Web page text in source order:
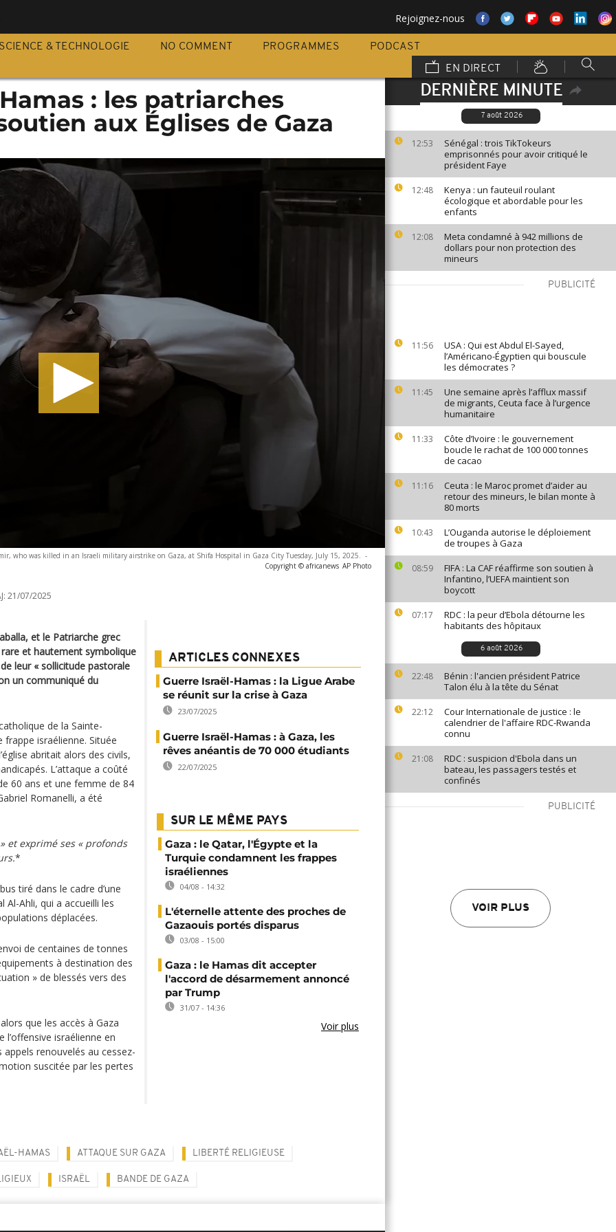
Rejoignez-nous
SCIENCE & TECHNOLOGIE NO COMMENT PROGRAMMES
PODCAST
EN DIRECT
DERNIÈRE MINUTE
7 août 2026
12:53
Sénégal : trois TikTokeurs
emprisonnés pour avoir critiqué le
président Faye
12:48
Kenya : un fauteuil roulant
écologique et abordable pour les
enfants
12:08
Meta condamné à 942 millions de
dollars pour non protection des
mineurs
PUBLICITÉ
11:56
USA : Qui est Abdul El-Sayed,
l’Américano-Égyptien qui bouscule
les démocrates ?
11:45
Une semaine après l’afflux massif
de migrants, Ceuta face à l’urgence
humanitaire
11:33
Côte d’Ivoire : le gouvernement
boucle le rachat de 100 000 tonnes
de cacao
11:16
Ceuta : le Maroc promet d’aider au
retour des mineurs, le bilan monte à
80 morts
10:43
L’Ouganda autorise le déploiement
de troupes à Gaza
08:59
FIFA : La CAF réaffirme son soutien à
Infantino, l’UEFA maintient son
boycott
07:17
RDC : la peur d’Ebola détourne les
habitants des hôpitaux
6 août 2026
22:48
Bénin : l'ancien président Patrice
Talon élu à la tête du Sénat
22:12
Cour Internationale de justice : le
calendrier de l'affaire RDC-Rwanda
connu
21:08
RDC : suspicion d'Ebola dans un
bateau, les passagers testés et
confinés
PUBLICITÉ
VOIR PLUS
: les patriarches
aux Églises de Gaza
who was killed in an Israeli military airstrike on Gaza, at Shifa Hospital in Gaza City Tuesday, July 15, 2025. -
Copyright © africanews AP Photo
21/07/2025
et le Patriarche grec
et hautement symbolique
leur « sollicitude pastorale
un communiqué du
de la Sainte-
frappe israélienne. Située
abritait alors des civils,
L’attaque a coûté
60 ans et une femme de 84
Romanelli, a été
et exprimé ses « profonds
*
tiré dans le cadre d’une
Al-Ahli, qui a accueilli les
déplacées.
de centaines de tonnes
à destination des
» de blessés vers des
que les accès à Gaza
israélienne en
appels renouvelés au cessez-
suscitée par les pertes
ARTICLES CONNEXES
Guerre Israël-Hamas : la Ligue Arabe
se réunit sur la crise à Gaza
23/07/2025
Guerre Israël-Hamas : à Gaza, les
rêves anéantis de 70 000 étudiants
22/07/2025
SUR LE MÊME PAYS
Gaza : le Qatar, l'Égypte et la
Turquie condamnent les frappes
israéliennes
04/08 - 14:32
L'éternelle attente des proches de
Gazaouis portés disparus
03/08 - 15:00
Gaza : le Hamas dit accepter
l'accord de désarmement annoncé
par Trump
31/07 - 14:36
Voir plus
HAMAS ATTAQUE SUR GAZA LIBERTÉ RELIGIEUSE
ISRAËL BANDE DE GAZA